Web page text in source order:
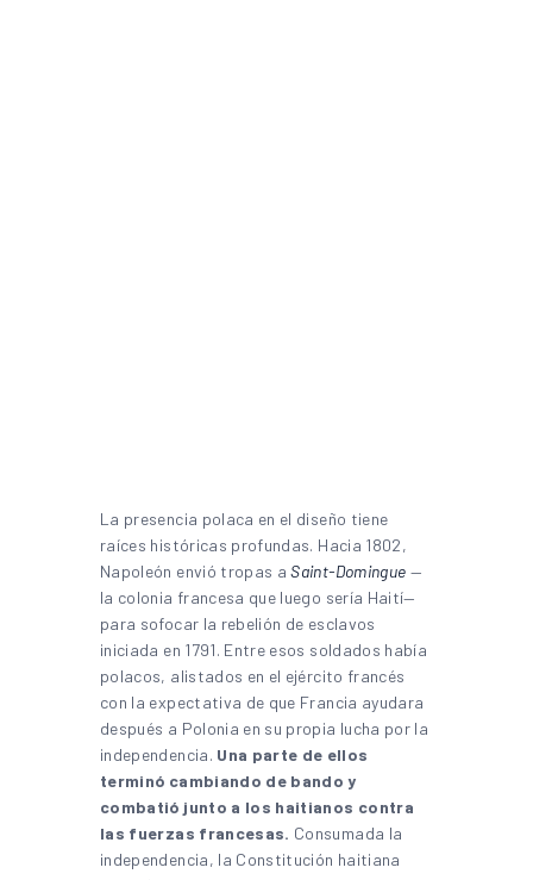
La presencia polaca en el diseño tiene
raíces históricas profundas. Hacia 1802,
Napoleón envió tropas a Saint-Domingue —
la colonia francesa que luego sería Haití—
para sofocar la rebelión de esclavos
iniciada en 1791. Entre esos soldados había
polacos, alistados en el ejército francés
con la expectativa de que Francia ayudara
después a Polonia en su propia lucha por la
independencia. Una parte de ellos
terminó cambiando de bando y
combatió junto a los haitianos contra
las fuerzas francesas. Consumada la
independencia, la Constitución haitiana